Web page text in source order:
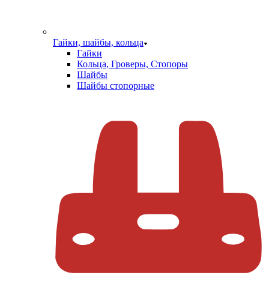
Гайки, шайбы, кольца
Гайки
Кольца, Гроверы, Стопоры
Шайбы
Шайбы стопорные